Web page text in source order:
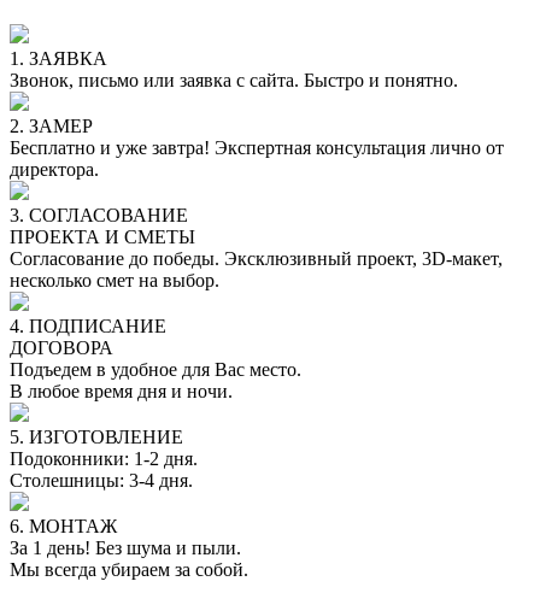
1. ЗАЯВКА
Звонок, письмо или заявка с сайта. Быстро и понятно.
2. ЗАМЕР
Бесплатно и уже завтра! Экспертная консультация лично от
директора.
3. СОГЛАСОВАНИЕ
ПРОЕКТА И СМЕТЫ
Согласование до победы. Эксклюзивный проект, 3D-макет,
несколько смет на выбор.
4. ПОДПИСАНИЕ
ДОГОВОРА
Подъедем в удобное для Вас место.
В любое время дня и ночи.
5. ИЗГОТОВЛЕНИЕ
Подоконники: 1-2 дня.
Столешницы: 3-4 дня.
6. МОНТАЖ
За 1 день! Без шума и пыли.
Мы всегда убираем за собой.